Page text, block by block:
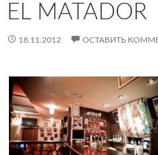
EL MATADOR
18.11.2012 ОСТАВИТЬ